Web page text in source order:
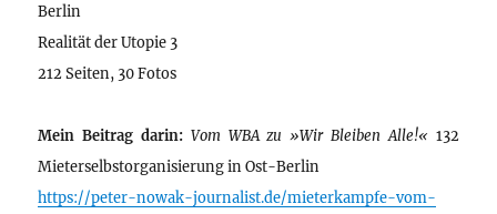
Berlin
Realität der Utopie 3
212 Seiten, 30 Fotos
Mein Beitrag darin: Vom WBA zu »Wir Bleiben Alle!« 132
Mieterselbstorganisierung in Ost-Berlin
https://peter-nowak-journalist.de/mieterkampfe-vom-